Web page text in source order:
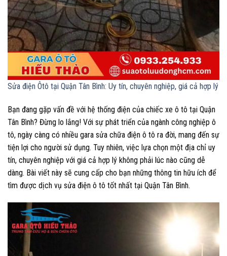
Sửa điện Ôtô tại Quận Tân Bình: Uy tín, chuyên nghiệp, giá cả hợp lý
Bạn đang gặp vấn đề với hệ thống điện của chiếc xe ô tô tại Quận
Tân Bình? Đừng lo lắng! Với sự phát triển của ngành công nghiệp ô
tô, ngày càng có nhiều gara sửa chữa điện ô tô ra đời, mang đến sự
tiện lợi cho người sử dụng. Tuy nhiên, việc lựa chọn một địa chỉ uy
tín, chuyên nghiệp với giá cả hợp lý không phải lúc nào cũng dễ
dàng. Bài viết này sẽ cung cấp cho bạn những thông tin hữu ích để
tìm được dịch vụ sửa điện ô tô tốt nhất tại Quận Tân Bình.